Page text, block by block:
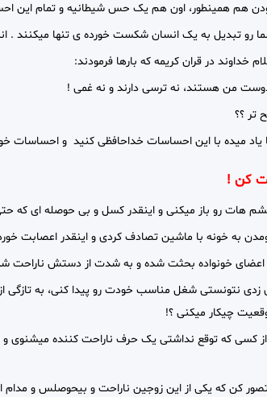
هم همینطور، اون هم یک حس شیطانیه و تمام این
رو تبدیل به یک انسان شکست خورده ی تنها میکنند .
خداوند در قران کریمه که بارها فرمودند:
من هستند، نه ترسی دارند و نه غمی !
تر ؟؟
یاد میده با این احساسات خداحافظی کنید و احساسات
کن !
هات رو باز میکنی و اینقدر کسل و بی حوصله ای که
به خونه با ماشین تصادف کردی و اینقدر اعصابت
اعضای خونواده بحثت شده و به شدت از دستش ناراحت
زدی نتونستی شغل مناسب خودت رو پیدا کنی، به تازگی
چیکار میکنی ؟!
از کسی که توقع نداشتی یک حرف ناراحت کننده
کن که یکی از این زوجین ناراحت و بیحوصلس و مدام